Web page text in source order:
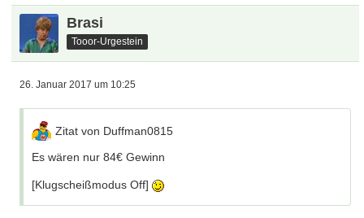
Brasi
Tooor-Urgestein
26. Januar 2017 um 10:25
Zitat von Duffman0815
Es wären nur 84€ Gewinn
[Klugscheißmodus Off]